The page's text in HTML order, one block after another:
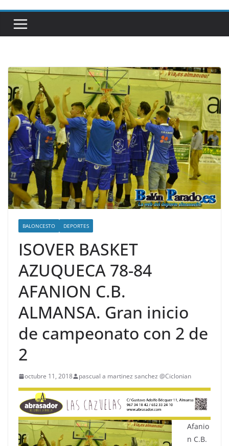
BALONCESTO DEPORTES
ISOVER BASKET
AZUQUECA 78-84
AFANION C.B.
ALMANSA. Gran inicio
de campeonato con 2 de
2
octubre 11, 2018 pascual a martinez sanchez @Ciclonian
Afanio
n C.B.